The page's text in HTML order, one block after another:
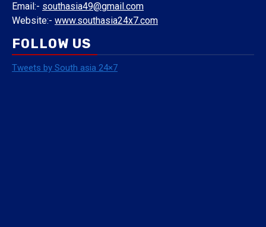
Email:- southasia49@gmail.com
Website:- www.southasia24x7.com
FOLLOW US
Tweets by South asia 24×7